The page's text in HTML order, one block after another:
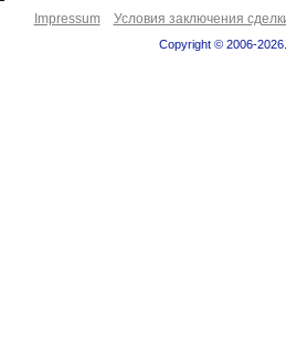
Impressum Условия заключения
Copyright © 2006-